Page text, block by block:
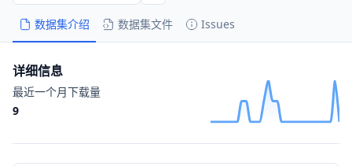
数据集介绍 数据集文件 Issues
详细信息
最近一个月下载量
9